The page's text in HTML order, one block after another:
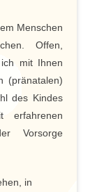
Menschen
Offen,
mit Ihnen
(pränatalen)
des Kindes
erfahrenen
Vorsorge
in